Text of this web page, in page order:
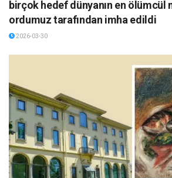
birçok hedef dünyanın en ölümcül
ordumuz tarafından imha edildi
2026-03-30